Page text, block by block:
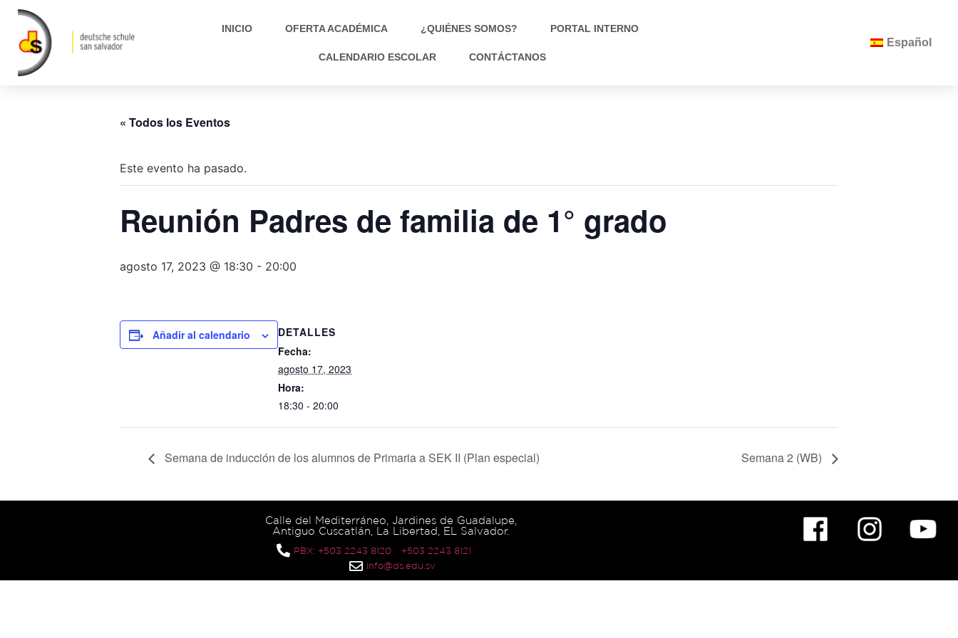
INICIO OFERTA ACADÉMICA ¿QUIÉNES SOMOS? PORTAL INTERNO
CALENDARIO ESCOLAR CONTÁCTANOS
Español
« Todos los Eventos
Este evento ha pasado.
Reunión Padres de familia de 1° grado
agosto 17, 2023 @ 18:30 - 20:00
Añadir al calendario
DETALLES
Fecha:
agosto 17, 2023
Hora:
18:30 - 20:00
Semana de inducción de los alumnos de Primaria a SEK II (Plan especial) Semana 2 (WB)
Calle del Mediterráneo, Jardines de Guadalupe,
Antiguo Cuscatlán, La Libertad, EL Salvador.
PBX: +503 2243 8120
+503 2243 8121
info@ds.edu.sv